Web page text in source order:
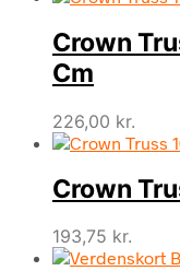
Crown
Cm
226,00 kr.
Crown
193,75 kr.